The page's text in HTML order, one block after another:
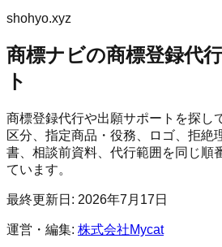
shohyo.xyz
商標ナビの商標登録代
ト
商標登録代行や出願サポートを探し
区分、指定商品・役務、ロゴ、拒絶
書、相談前資料、代行範囲を同じ順
ています。
最終更新日: 2026年7月17日
運営・編集: 株式会社Mycat